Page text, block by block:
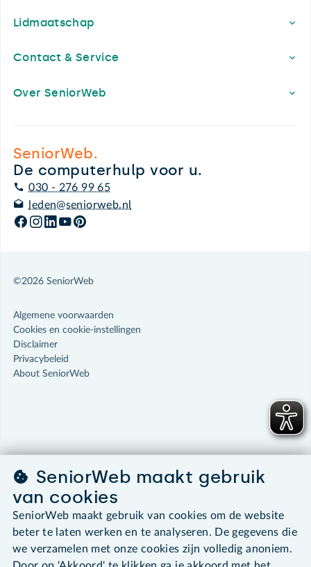
Lidmaatschap
Contact & Service
Over SeniorWeb
SeniorWeb.
De computerhulp voor u.
030 - 276 99 65
leden@seniorweb.nl
©2026 SeniorWeb
Algemene voorwaarden
Cookies en cookie-instellingen
Disclaimer
Privacybeleid
About SeniorWeb
SeniorWeb maakt gebruik
van cookies
SeniorWeb maakt gebruik van cookies om de website
beter te laten werken en te analyseren. De gegevens die
we verzamelen met onze cookies zijn volledig anoniem.